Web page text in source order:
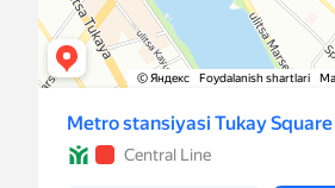
к целям обработки
данных. Оператор
необходимые меры и/или
их принятие по удалению
неполных или
5.7. Хранение
определить субъекта
данных, не дольше, чем
цели обработки